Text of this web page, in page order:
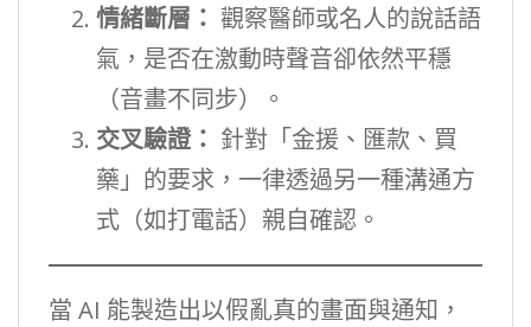
情緒斷層： 觀察醫師或名人的說話語
氣，是否在激動時聲音卻依然平穩
（音畫不同步）。
交叉驗證： 針對「金援、匯款、買
藥」的要求，一律透過另一種溝通方
式（如打電話）親自確認。
當 AI 能製造出以假亂真的畫面與通知，